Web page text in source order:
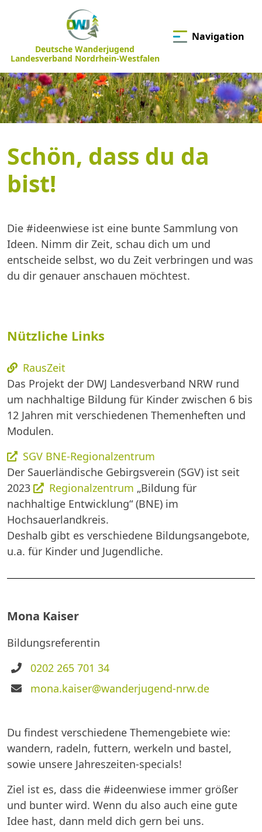
Deutsche Wanderjugend
Landesverband Nordrhein-Westfalen
Navigation
Schön, dass du da
bist!
Die #ideenwiese ist eine bunte Sammlung von
Ideen. Nimm dir Zeit, schau dich um und
entscheide selbst, wo du Zeit verbringen und was
du dir genauer anschauen möchtest.
Nützliche Links
RausZeit
Das Projekt der DWJ Landesverband NRW rund
um nachhaltige Bildung für Kinder zwischen 6 bis
12 Jahren mit verschiedenen Themenheften und
Modulen.
SGV BNE-Regionalzentrum
Der Sauerländische Gebirgsverein (SGV) ist seit
2023
Regionalzentrum „Bildung für
nachhaltige Entwicklung“ (BNE) im
Hochsauerlandkreis.
Deshalb gibt es verschiedene Bildungsangebote,
u.a. für Kinder und Jugendliche.
Mona Kaiser
Bildungsreferentin
Telefon
0202 265 701 34
E-
mona.kaiser@wanderjugend-nrw.de
Du findest verschiedene Themengebiete wie:
wandern, radeln, futtern, werkeln und bastel,
sowie unsere Jahreszeiten-specials!
Ziel ist es, dass die #ideenwiese immer größer
und bunter wird. Wenn du also auch eine gute
Idee hast, dann meld dich gern bei uns.